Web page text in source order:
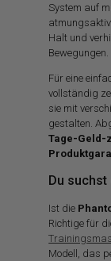
System auf
Halt und
Bewegungen.
Für eine
vollständig
sie mit
gestalten.
Tage-Geld-
Du
Ist die
Richtige für
Modell, das